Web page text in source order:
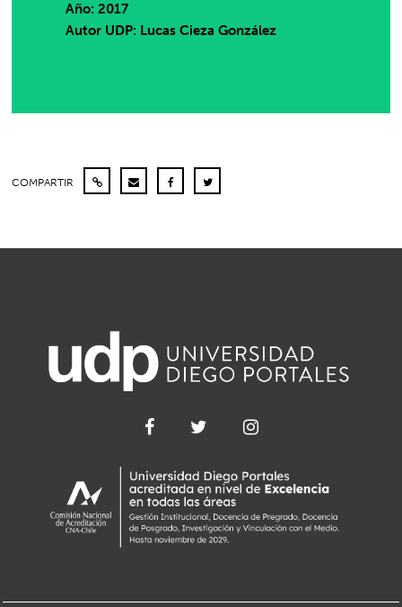
Año: 2017
Autor UDP: Lucas Cieza González
COMPARTIR